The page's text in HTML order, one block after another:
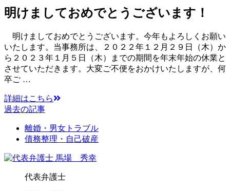
明けましておめでとうございます！
明けましておめでとうございます。今年もよろしくお願い
いたします。当事務所は、２０２２年１２月２９日（木）か
ら２０２３年１月５日（木）までの期間を年末年始の休業と
させていただきます。大変ご不便をおかけいたしますが、何
卒ご …
詳細はこちら
過去の記事
離婚・男女トラブル
債務整理・自己破産
代表弁護士